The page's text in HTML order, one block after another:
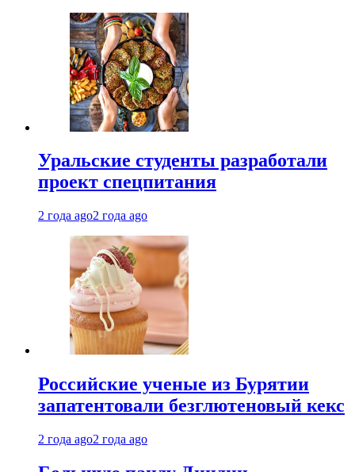
Уральские студенты разработали
проект спецпитания
2 года ago2 года ago
Российские ученые из Бурятии
запатентовали безглютеновый кекс
2 года ago2 года ago